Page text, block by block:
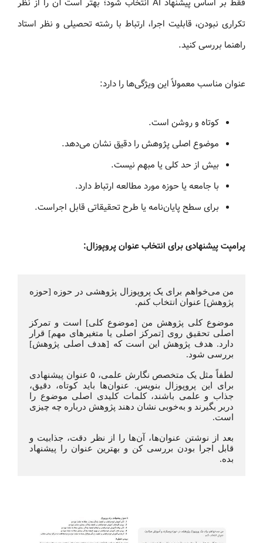
تکراری نبودن، قابلیت اجرا، ارتباط با رشته تحصیلی و نظر استاد
راهنما بررسی کنید.
عنوان مناسب معمولاً این ویژگی‌ها را دارد:
کوتاه و روشن است.
موضوع اصلی پژوهش را دقیق نشان می‌دهد.
بیش از حد کلی یا مبهم نیست.
با جامعه یا حوزه مورد مطالعه ارتباط دارد.
برای سطح پایان‌نامه یا طرح تحقیقاتی قابل اجراست.
پرامپت پیشنهادی برای انتخاب عنوان پروپوزال:
پژوهش] عنوان انتخاب کنم.
بررسی شود.
است.
بده.